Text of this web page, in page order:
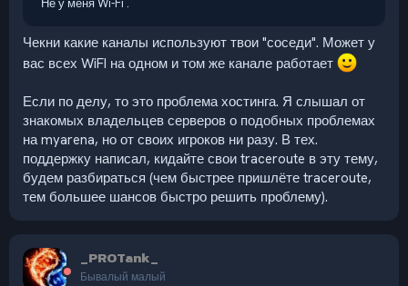
Не у меня Wi-Fi .
Чекни какие каналы используют твои "соседи". Может у
вас всех WiFI на одном и том же канале работает
Если по делу, то это проблема хостинга. Я слышал от
знакомых владельцев серверов о подобных проблемах
на myarena, но от своих игроков ни разу. В тех.
поддержку написал, кидайте свои traceroute в эту тему,
будем разбираться (чем быстрее пришлёте traceroute,
тем большее шансов быстро решить проблему).
_PROTank_
Бывалый малый